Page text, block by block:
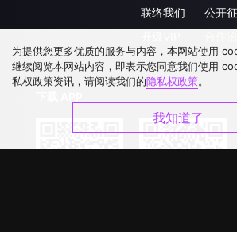
联络我们
公开
为提供您更多优质的服务与内容，本网站使用
继续阅览本网站内容，即表示您同意我们使用
私权政策资讯，请阅读我们的隐私权政策。
我知道了